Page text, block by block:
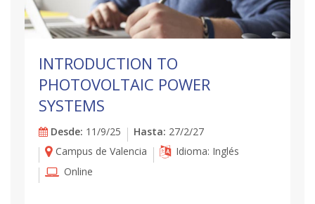
INTRODUCTION TO
PHOTOVOLTAIC POWER
SYSTEMS
Desde: 11/9/25 Hasta: 27/2/27
Campus de Valencia
Idioma: Inglés
Online